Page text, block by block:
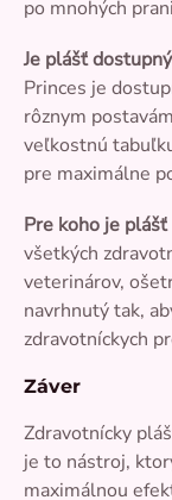
po mnohých
Je plášť
Princes je
rôznym
veľkostnú
pre maximálne
Pre koho je plášť
všetkých
veterinárov,
navrhnutý tak,
zdravotníckych
Záver
Zdravotnícky
je to nástroj,
maximálnou